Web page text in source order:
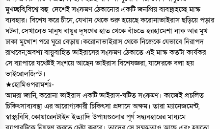
মুখচ্ছবি,বিশ্বে বহু দেশেই সংক্রমণ ঠেকানোর একটি জনপ্রিয় ব্যবস্থাহচ্ছে মাস্ক
ব্যবহার। বিশেষ করে চীনে, যেখান থেকে শুরু হয়েছে করোনাভাইরাস ছড়িয়ে পড়ার
ঘটনা, সেখানেও মানুষ বায়ুর দূষণের হাত থেকে বাঁচতে হরহামেশা নাক আর মুখ
ঢাকা মুখোশ পরে ঘুরে বেড়ায়।করোনাভাইরাস থেকে নিজেকে যেভাবে নিরাপদ
রাখবেন,অবশ্য বায়ুবাহিত ভাইরাসের সংক্রমণ ঠেকাতে এই মাস্ক কতটা কার্যকর
সে ব্যাপারে যথেষ্টই সংশয়ে আছেন ভাইরাস বিশেষজ্ঞরা, যাদেরকে বলা হয়
ভাইরোলজিস্ট।
★হোমিওপরামর্শঃ-
আমরা জানি, করোনা ভাইরাস একটি ভাইরাস-ঘটিত সংক্রমণ। কাজেই প্রচলিত
চিকিৎসাব্যবস্থা এর আরোগ্যকারী চিকিৎসা প্রদানে অক্ষম। তারা ম্যানেজমেন্ট,
স্বাস্থ্যবিধি, কোয়ারেনটাইন ইত্যাদি উপায়গুলোর পূর্ণ সদ্ব্যবহারের মাধ্যমে